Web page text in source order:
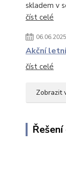
skladem v
číst celé
06.06.2025
Akční
číst celé
Zobrazit